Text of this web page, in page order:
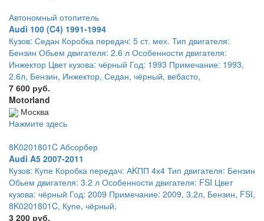
Автономный отопитель
Audi 100 (C4) 1991-1994
Кузов: Седан Коробка передач: 5 ст. мех. Тип двигателя:
Бензин Обьем двигателя: 2.6 л Особенности двигателя:
Инжектор Цвет кузова: чёрный Год: 1993 Примечание: 1993,
2.6л, Бензин, Инжектор, Седан, чёрный, вебасто,
7 600 руб.
Motorland
Москва
Нажмите здесь
8K0201801C Абсорбер
Audi A5 2007-2011
Кузов: Купе Коробка передач: АKПП 4х4 Тип двигателя: Бензин
Обьем двигателя: 3.2 л Особенности двигателя: FSI Цвет
кузова: чёрный Год: 2009 Примечание: 2009, 3.2л, Бензин, FSI,
8K0201801C, Купе, чёрный,
3 200 руб.